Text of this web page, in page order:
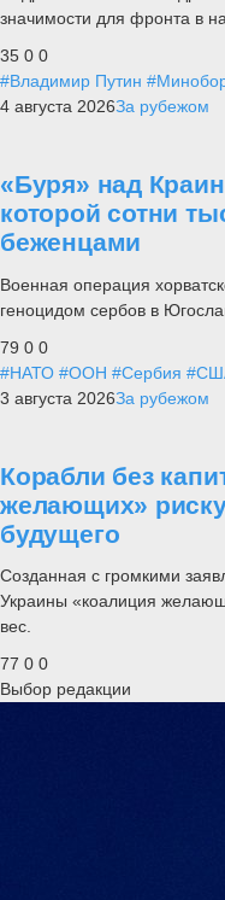
значимости для фронта в
35 0 0
#Владимир Путин
4 августа 2026За рубежом
«Буря» над
которой сотни
беженцами
Военная операция
геноцидом сербов в
79 0 0
#НАТО #ООН #Сербия
3 августа 2026За рубежом
Корабли без
желающих»
будущего
Созданная с громкими
Украины «коалиция
вес.
77 0 0
Выбор редакции